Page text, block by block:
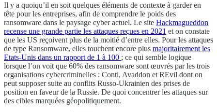
Il y a quoiqu’il en soit quelques éléments de contexte à garder en
tête pour les entreprises, afin de comprendre le poids des
ransomware dans le paysage cyber actuel. Le site Hackmagueddon
recense une grande partie les attaques reçues en 2021 et on constate
que les US reçoivent plus de la moitié d’entre elles. Pour les attaques
de type Ransomware, elles touchent encore plus majoritairement les
Etats-Unis dans un rapport de 1 à 100 ; ce qui semble logique
lorsque l’on voit que 60% des ransomware sont œuvrés par les trois
organisations cybercriminelles : Conti, Avaddon et REvil dont on
peut supposer suite au conflits Russo-Ukrainien des prises de
position en faveur de la Russie. De quoi concentrer les attaques sur
des cibles marquées géopolitiquement.